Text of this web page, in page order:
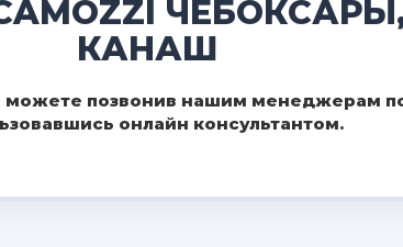
КАНАШ
можете позвонив нашим менеджерам
онлайн консультантом.